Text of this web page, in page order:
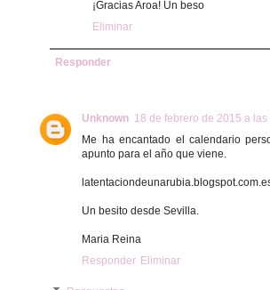
¡Gracias Aroa! Un beso
Eliminar
Responder
Unknown 18 de febrero de 2015 a las
Me ha encantado el calendario
apunto para el año que viene.
Un besito desde Sevilla.
Maria Reina
Responder Eliminar